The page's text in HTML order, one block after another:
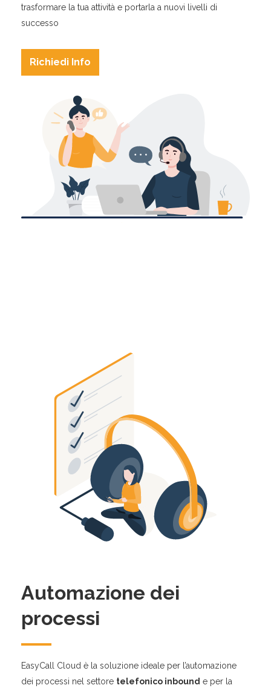
trasformare la tua attività e portarla a nuovi livelli di
successo
Richiedi Info
Automazione dei
processi
EasyCall Cloud è la soluzione ideale per l’automazione
dei processi nel settore telefonico inbound e per la